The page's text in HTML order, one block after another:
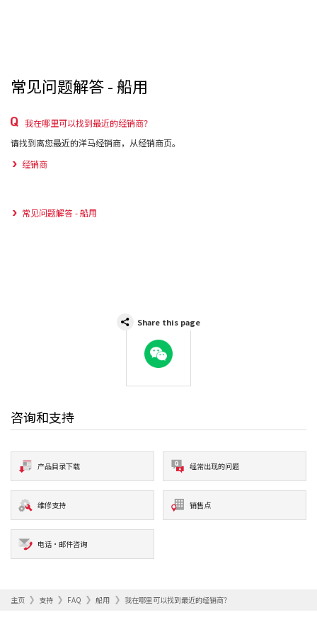
常见问题解答 - 船用
我在哪里可以找到最近的经销商？
请找到离您最近的洋马经销商，从经销商页。
经销商
常见问题解答 - 船用
Share this page
WeChat
咨询和支持
产品目录下载 经常出现的问题
维修支持 销售点
电话·邮件咨询
主页 支持 FAQ 船用 我在哪里可以找到最近的经销商？